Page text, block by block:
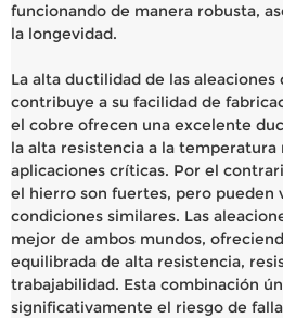
funcionando de manera robusta,
la longevidad.
La alta ductilidad de las
contribuye a su facilidad de
el cobre ofrecen una excelente
la alta resistencia a la temperatura
aplicaciones críticas. Por el
el hierro son fuertes, pero pueden
condiciones similares. Las
mejor de ambos mundos,
equilibrada de alta resistencia,
trabajabilidad. Esta combinación
significativamente el riesgo de